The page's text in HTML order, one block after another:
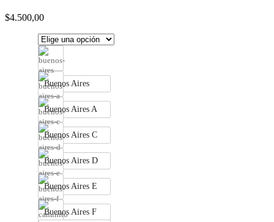
$4.500,00
Buenos Aires
Buenos Aires A
Buenos Aires C
Buenos Aires D
Buenos Aires E
Buenos Aires F